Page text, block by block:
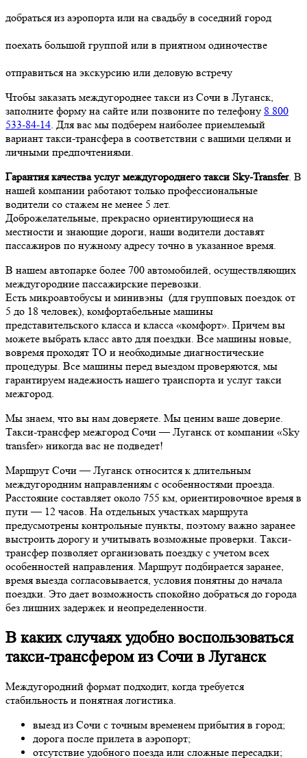
добраться из аэропорта или на свадьбу в соседний город
поехать большой группой или в приятном одиночестве
отправиться на экскурсию или деловую встречу
Чтобы заказать междугороднее такси из Сочи в Луганск,
заполните форму на сайте или позвоните по телефону 8 800
533-84-14 . Для вас мы подберем наиболее приемлемый
вариант такси-трансфера в соответствии с вашими целями и
личными предпочтениями.
Гарантия качества услуг междугороднего такси Sky-Transfer. В
нашей компании работают только профессиональные
водители со стажем не менее 5 лет.
Доброжелательные, прекрасно ориентирующиеся на
местности и знающие дороги, наши водители доставят
пассажиров по нужному адресу точно в указанное время.
В нашем автопарке более 700 автомобилей, осуществляющих
междугородние пассажирские перевозки.
Есть микроавтобусы и минивэны (для групповых поездок от
5 до 18 человек), комфортабельные машины
представительского класса и класса «комфорт». Причем вы
можете выбрать класс авто для поездки. Все машины новые,
вовремя проходят ТО и необходимые диагностические
процедуры. Все машины перед выездом проверяются, мы
гарантируем надежность нашего транспорта и услуг такси
межгород.
Мы знаем, что вы нам доверяете. Мы ценим ваше доверие.
Такси-трансфер межгород Сочи — Луганск от компании «Sky
transfer» никогда вас не подведет!
Маршрут Сочи — Луганск относится к длительным
междугородним направлениям с особенностями проезда.
Расстояние составляет около 755 км, ориентировочное время в
пути — 12 часов. На отдельных участках маршрута
предусмотрены контрольные пункты, поэтому важно заранее
выстроить дорогу и учитывать возможные проверки. Такси-
трансфер позволяет организовать поездку с учетом всех
особенностей направления. Маршрут подбирается заранее,
время выезда согласовывается, условия понятны до начала
поездки. Это дает возможность спокойно добраться до города
без лишних задержек и неопределенности.
В каких случаях удобно воспользоваться
такси-трансфером из Сочи в Луганск
Междугородний формат подходит, когда требуется
стабильность и понятная логистика.
выезд из Сочи с точным временем прибытия в город;
дорога после прилета в аэропорт;
отсутствие удобного поезда или сложные пересадки;